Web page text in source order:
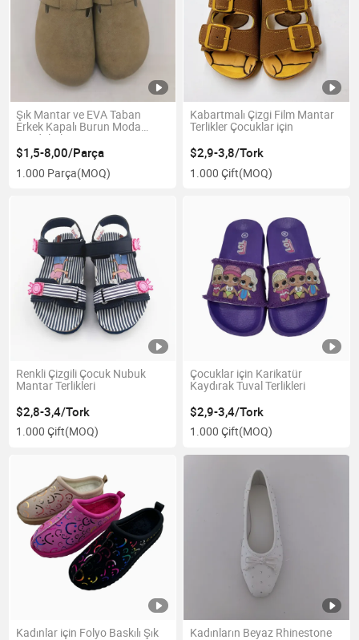
Şık Mantar ve EVA Taban
Erkek Kapalı Burun Moda
Sandaletleri
$1,5-8,00/Parça
1.000 Parça(MOQ)
Kabartmalı Çizgi Film Mantar
Terlikler Çocuklar için
$2,9-3,8/Tork
1.000 Çift(MOQ)
Renkli Çizgili Çocuk Nubuk
Mantar Terlikleri
$2,8-3,4/Tork
1.000 Çift(MOQ)
Çocuklar için Karikatür
Kaydırak Tuval Terlikleri
$2,9-3,4/Tork
1.000 Çift(MOQ)
Kadınlar için Folyo Baskılı Şık
Kadınların Beyaz Rhinestone